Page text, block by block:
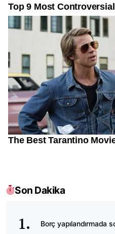
Son Dakika
Borç yapılandırmada